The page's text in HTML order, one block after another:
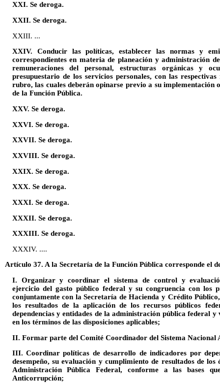
XXI. Se deroga.
XXII. Se deroga.
XXIII. ...
XXIV. Conducir las políticas, establecer las normas y
correspondientes en materia de planeación y administración
remuneraciones del personal, estructuras orgánicas y
presupuestario de los servicios personales, con las
rubro, las cuales deberán opinarse previo a su
de la Función Pública.
XXV. Se deroga.
XXVI. Se deroga.
XXVII. Se deroga.
XXVIII. Se deroga.
XXIX. Se deroga.
XXX. Se deroga.
XXXI. Se deroga.
XXXII. Se deroga.
XXXIII. Se deroga.
XXXIV. ....
Artículo 37. A la Secretaría de la Función Pública corresponde el
I. Organizar y coordinar el sistema de control y
ejercicio del gasto público federal y su congruencia con los
conjuntamente con la Secretaría de Hacienda y Crédito
los resultados de la aplicación de los recursos públicos
dependencias y entidades de la administración pública federal
en los términos de las disposiciones aplicables;
II. Formar parte del Comité Coordinador del Sistema Nacional
III. Coordinar políticas de desarrollo de indicadores por
desempeño, su evaluación y cumplimiento de resultados de
Administración Pública Federal, conforme a las bases
Anticorrupción;